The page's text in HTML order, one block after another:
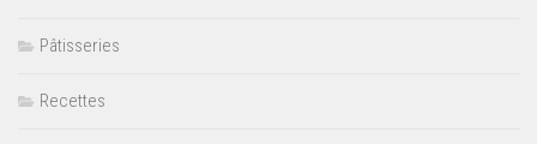
Pâtisseries
Recettes